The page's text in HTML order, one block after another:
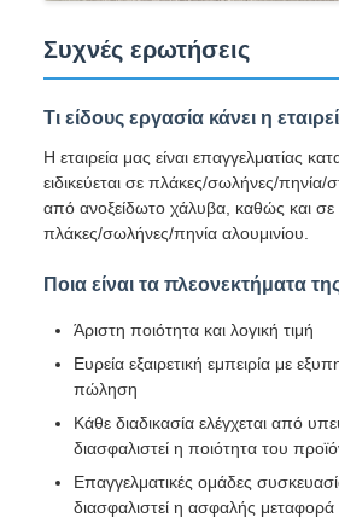
Συχνές ερωτήσεις
Τι είδους εργασία κάνει η
Η εταιρεία μας είναι επαγγελματίας
ειδικεύεται σε πλάκες/σωλήνες/
από ανοξείδωτο χάλυβα, καθώς και
πλάκες/σωλήνες/πηνία αλουμινίου.
Ποια είναι τα πλεονεκτήματα
Άριστη ποιότητα και λογική τιμή
Ευρεία εξαιρετική εμπειρία με
πώληση
Κάθε διαδικασία ελέγχεται από
διασφαλιστεί η ποιότητα του
Επαγγελματικές ομάδες
διασφαλιστεί η ασφαλής μεταφορά